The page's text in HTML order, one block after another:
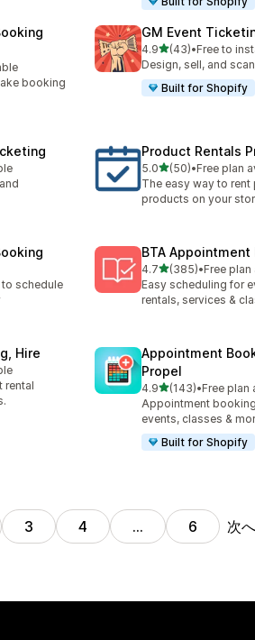
booking
GM Event
4.95つ星中
(43)
合計レビュー数：43件
•Free to
Design, sell, and
Built for Shopify
Product Rentals
5.05つ星中
(50)
合計レビュー数：50件
•Free plan
The easy way to rent
products on your
schedule
BTA Appointment
4.75つ星中
(385)
合計レビュー数：385
•Free
Easy scheduling for
rentals, services &
Hire
rental
Appointment
Propel
4.95つ星中
(143)
合計レビュー数：143
•Free plan
Appointment
events, classes &
Built for Shopify
3 4 … 6 次へ